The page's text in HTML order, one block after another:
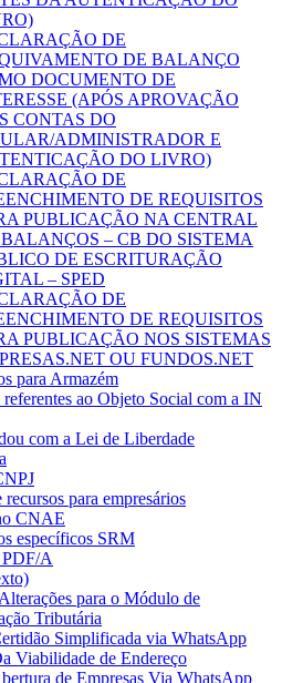
DE
DE BALANÇO
DOCUMENTO DE
(APÓS APROVAÇÃO
CONTAS DO
ADMINISTRADOR E
DO LIVRO)
DE
DE REQUISITOS
PUBLICAÇÃO NA CENTRAL
– CB DO SISTEMA
DE ESCRITURAÇÃO
– SPED
DE
DE REQUISITOS
PUBLICAÇÃO NOS SISTEMAS
OU FUNDOS.NET
para Armazém
referentes ao Objeto Social com a IN
com a Lei de Liberdade
recursos para empresários
CNAE
específicos SRM
PDF/A
para o Módulo de
Tributária
Simplificada via WhatsApp
Viabilidade de Endereço
de Empresas Via WhatsApp